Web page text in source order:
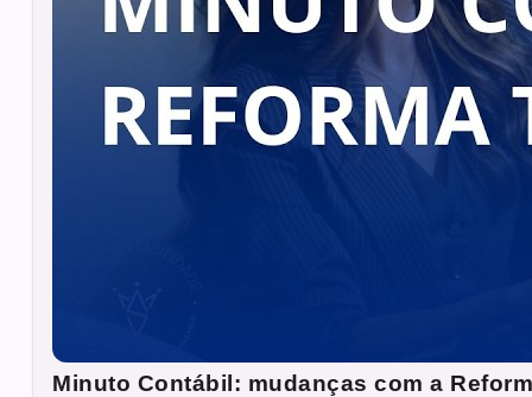
Minuto Contábil: mudanças com a